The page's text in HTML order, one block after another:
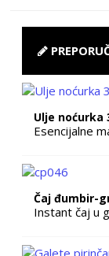
Ulje noćurka
Esencijalne
Čaj đumbir-
Instant čaj u